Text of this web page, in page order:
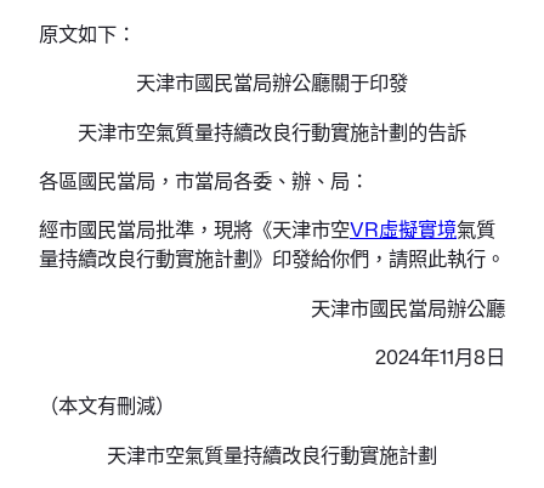
原文如下：
天津市國民當局辦公廳關于印發
天津市空氣質量持續改良行動實施計劃的告訴
各區國民當局，市當局各委、辦、局：
經市國民當局批準，現將《天津市空VR虛擬實境氣質
量持續改良行動實施計劃》印發給你們，請照此執行。
天津市國民當局辦公廳
2024年11月8日
（本文有刪減）
天津市空氣質量持續改良行動實施計劃